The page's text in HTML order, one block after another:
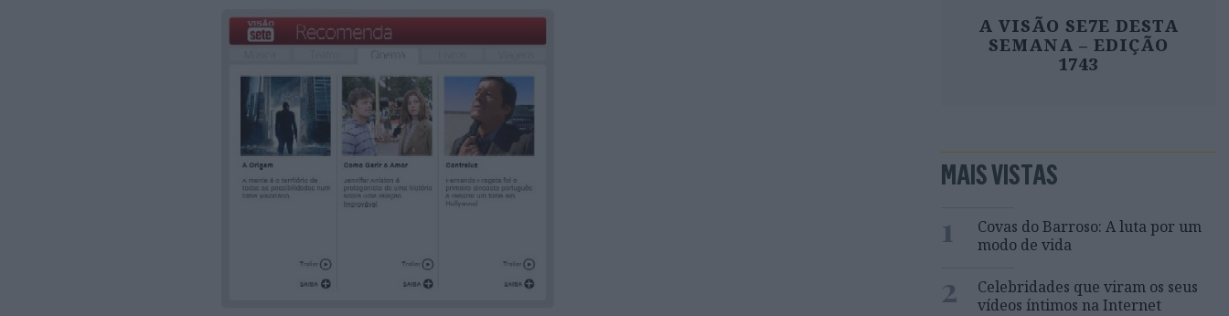
A VISÃO SE7E DESTA
SEMANA – EDIÇÃO
1743
MAIS VISTAS
1
Covas do Barroso: A luta por um
modo de vida
2
Celebridades que viram os seus
vídeos íntimos na Internet